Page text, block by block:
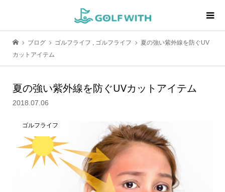
ブログ ゴルフライフ , ゴルフライフ
夏の強い紫外線を防ぐUV
カットアイテム
夏の強い紫外線を防ぐUVカットアイテム
2018.07.06
ゴルフライフ